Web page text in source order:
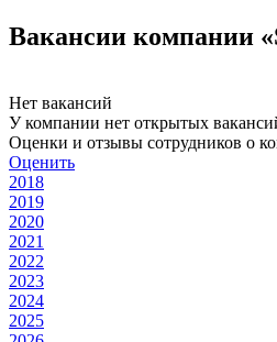
Вакансии компании
Нет вакансий
У компании нет открытых
Оценки и отзывы сотрудников о
Оценить
2018
2019
2020
2021
2022
2023
2024
2025